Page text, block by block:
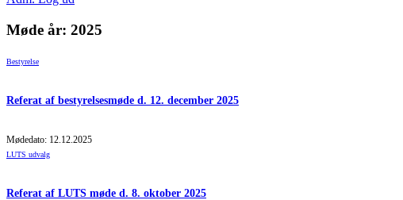
Møde år: 2025
Bestyrelse
Referat af bestyrelsesmøde d. 12. december 2025
Mødedato: 12.12.2025
LUTS udvalg
Referat af LUTS møde d. 8. oktober 2025